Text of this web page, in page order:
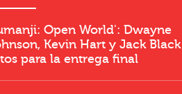
Open World': Dwayne
Kevin Hart y Jack Black
para la entrega final